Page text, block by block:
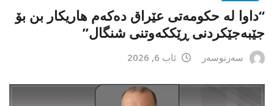
“داوا لە حكومەتی عێراق دەكەم هاریكار بن بۆ
جێبەجێكردنی ڕێككەوتنی شنگال”
سەرنوسەر ئاب 6, 2026